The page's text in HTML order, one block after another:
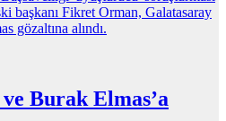
Burak Elmas’a